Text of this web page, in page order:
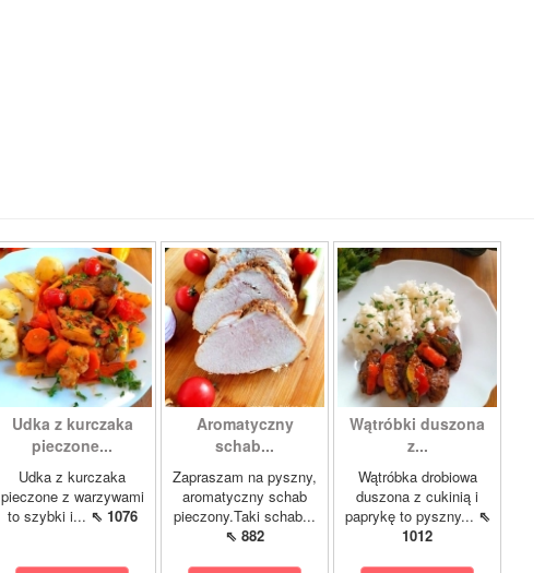
Udka z kurczaka
pieczone...
Udka z kurczaka
pieczone z warzywami
to szybki i... ⇖ 1076
Aromatyczny
schab...
Zapraszam na pyszny,
aromatyczny schab
pieczony.Taki schab...
⇖ 882
Wątróbki duszona
z...
Wątróbka drobiowa
duszona z cukinią i
paprykę to pyszny... ⇖
1012